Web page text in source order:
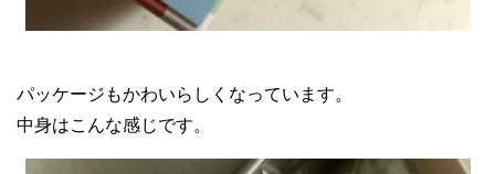
パッケージもかわいらしくなっています。
中身はこんな感じです。